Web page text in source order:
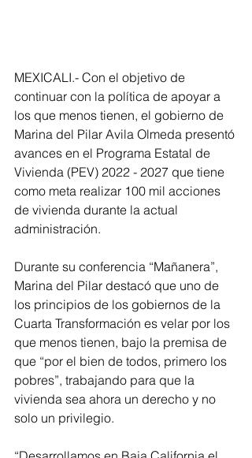
MEXICALI.- Con el objetivo de
continuar con la política de apoyar a
los que menos tienen, el gobierno de
Marina del Pilar Avila Olmeda presentó
avances en el Programa Estatal de
Vivienda (PEV) 2022 - 2027 que tiene
como meta realizar 100 mil acciones
de vivienda durante la actual
administración.
Durante su conferencia “Mañanera”,
Marina del Pilar destacó que uno de
los principios de los gobiernos de la
Cuarta Transformación es velar por los
que menos tienen, bajo la premisa de
que “por el bien de todos, primero los
pobres”, trabajando para que la
vivienda sea ahora un derecho y no
solo un privilegio.